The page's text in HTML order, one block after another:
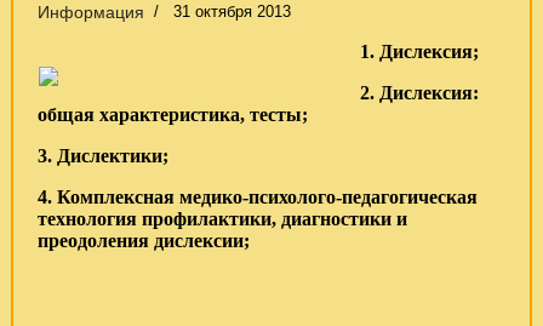
Информация 31 октября 2013
1. Дислексия;
2. Дислексия:
общая характеристика, тесты;
3. Дислектики;
4. Комплексная медико-психолого-педагогическая
технология профилактики, диагностики и
преодоления дислексии;